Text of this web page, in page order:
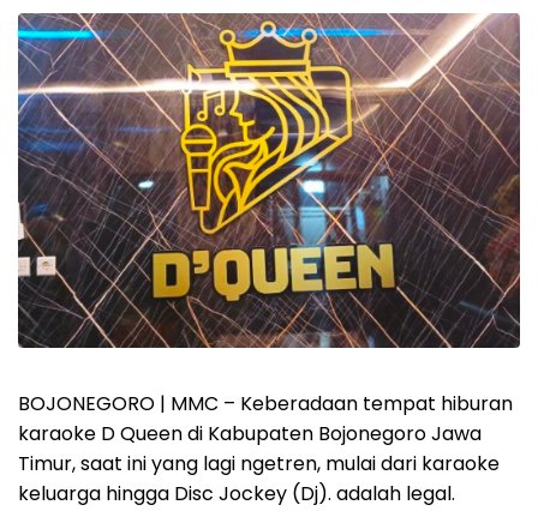
BOJONEGORO | MMC – Keberadaan tempat hiburan
karaoke D Queen di Kabupaten Bojonegoro Jawa
Timur, saat ini yang lagi ngetren, mulai dari karaoke
keluarga hingga Disc Jockey (Dj). adalah legal.